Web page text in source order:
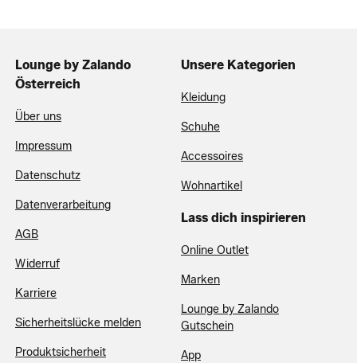
Lounge by Zalando
Österreich
Über uns
Impressum
Datenschutz
Datenverarbeitung
AGB
Widerruf
Karriere
Sicherheitslücke melden
Produktsicherheit
Unsere Kategorien
Kleidung
Schuhe
Accessoires
Wohnartikel
Lass dich inspirieren
Online Outlet
Marken
Lounge by Zalando
Gutschein
App